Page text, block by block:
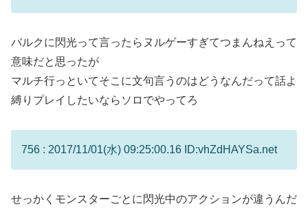
バルクに閃光って言ったらヌルゲーすぎてつまんねえって
意味だと思ったが
マルチ行っといてそこに文句言うのはどうなんだって話よ
縛りプレイしたいならソロでやってろ
756 : 2017/11/01(水) 09:25:00.16 ID:vhZdHAYSa.net
せっかくモンスターごとに閃光中のアクションが違うんだ